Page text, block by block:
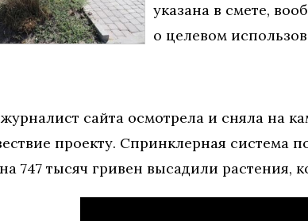
указана в смете,
о целевом
сайта осмотрела и сняла на
проекту. Спринклерная
747 тысяч гривен высадили растения,